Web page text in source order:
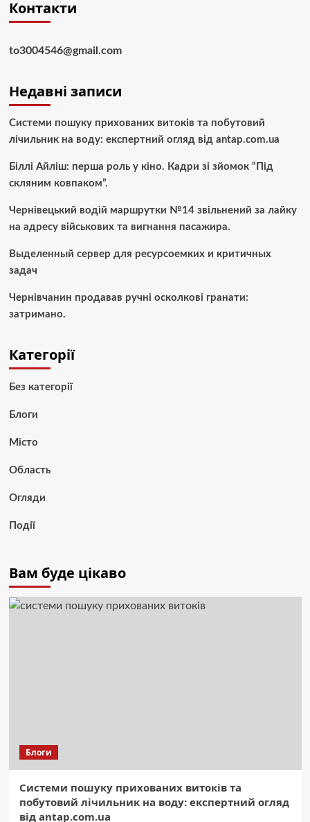
Контакти
to3004546@gmail.com
Недавні записи
Системи пошуку прихованих витоків та побутовий
лічильник на воду: експертний огляд від antap.com.ua
Біллі Айліш: перша роль у кіно. Кадри зі зйомок “Під
скляним ковпаком”.
Чернівецький водій маршрутки №14 звільнений за лайку
на адресу військових та вигнання пасажира.
Выделенный сервер для ресурсоемких и критичных
задач
Чернівчанин продавав ручні осколкові гранати:
затримано.
Категорії
Без категорії
Блоги
Місто
Область
Огляди
Події
Вам буде цікаво
Блоги
Системи пошуку прихованих витоків та
побутовий лічильник на воду: експертний огляд
від antap.com.ua